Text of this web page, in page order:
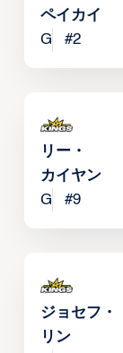
ペイカイ
G
#2
リー・
カイヤン
G
#9
ジョセフ・
リン